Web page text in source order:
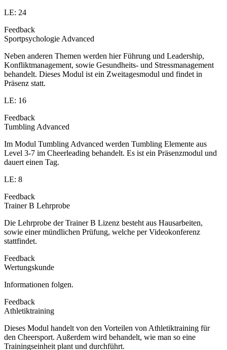
LE: 24
Feedback
Sportpsychologie Advanced
Neben anderen Themen werden hier Führung und Leadership,
Konfliktmanagement, sowie Gesundheits- und Stressmanagement
behandelt. Dieses Modul ist ein Zweitagesmodul und findet in
Präsenz statt.
LE: 16
Feedback
Tumbling Advanced
Im Modul Tumbling Advanced werden Tumbling Elemente aus
Level 3-7 im Cheerleading behandelt. Es ist ein Präsenzmodul und
dauert einen Tag.
LE: 8
Feedback
Trainer B Lehrprobe
Die Lehrprobe der Trainer B Lizenz besteht aus Hausarbeiten,
sowie einer mündlichen Prüfung, welche per Videokonferenz
stattfindet.
Feedback
Wertungskunde
Informationen folgen.
Feedback
Athletiktraining
Dieses Modul handelt von den Vorteilen von Athletiktraining für
den Cheersport. Außerdem wird behandelt, wie man so eine
Trainingseinheit plant und durchführt.